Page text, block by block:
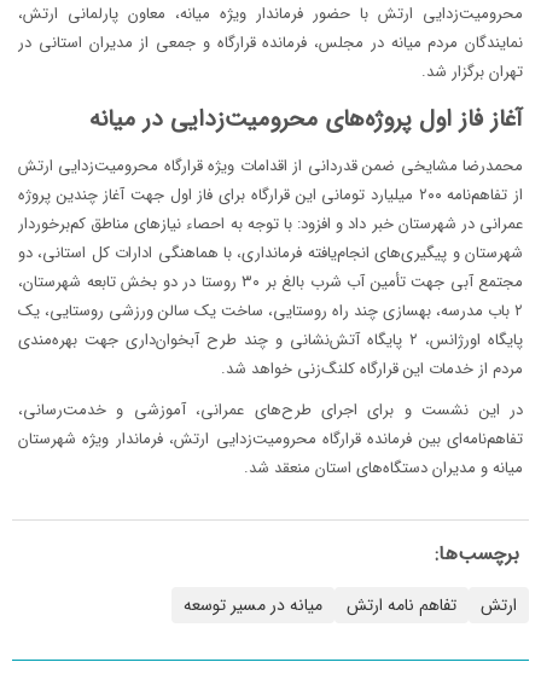
محرومیت‌زدایی ارتش با حضور فرماندار ویژه میانه، معاون پارلمانی ارتش،
نمایندگان مردم میانه در مجلس، فرمانده قرارگاه و جمعی از مدیران استانی در
تهران برگزار شد.
آغاز فاز اول پروژه‌های محرومیت‌زدایی در میانه
محمدرضا مشایخی ضمن قدردانی از اقدامات ویژه قرارگاه محرومیت‌زدایی ارتش
از تفاهم‌نامه ۲۰۰ میلیارد تومانی این قرارگاه برای فاز اول جهت آغاز چندین پروژه
عمرانی در شهرستان خبر داد و افزود: با توجه به احصاء نیازهای مناطق کم‌برخوردار
شهرستان و پیگیری‌های انجام‌یافته فرمانداری، با هماهنگی ادارات کل استانی، دو
مجتمع آبی جهت تأمین آب شرب بالغ بر ۳۰ روستا در دو بخش تابعه شهرستان،
۲ باب مدرسه، بهسازی چند راه روستایی، ساخت یک سالن ورزشی روستایی، یک
پایگاه اورژانس، ۲ پایگاه آتش‌نشانی و چند طرح آبخوان‌داری جهت بهره‌مندی
مردم از خدمات این قرارگاه کلنگ‌زنی خواهد شد.
در این نشست و برای اجرای طرح‌های عمرانی، آموزشی و خدمت‌رسانی،
تفاهم‌نامه‌ای بین فرمانده قرارگاه محرومیت‌زدایی ارتش، فرماندار ویژه شهرستان
میانه و مدیران دستگاه‌های استان منعقد شد.
برچسب‌ها:
ارتش تفاهم نامه ارتش میانه در مسیر توسعه